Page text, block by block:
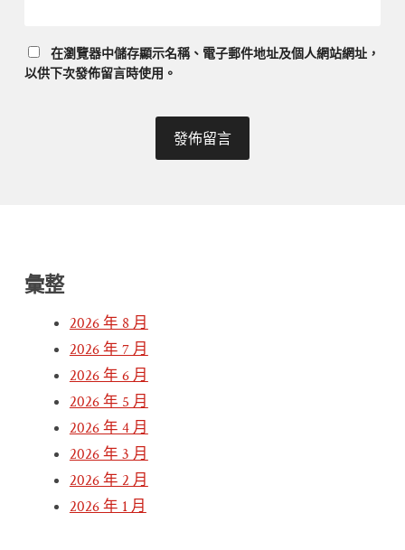
在瀏覽器中儲存顯示名稱、電子郵件地址及個人網站網址，
以供下次發佈留言時使用。
彙整
2026 年 8 月
2026 年 7 月
2026 年 6 月
2026 年 5 月
2026 年 4 月
2026 年 3 月
2026 年 2 月
2026 年 1 月